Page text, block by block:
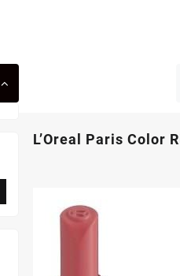
L’Oreal Paris Color